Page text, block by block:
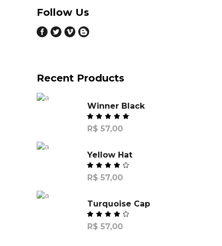
Follow Us
Recent Products
Winner Black
R$ 57,00
Yellow Hat
R$ 57,00
Turquoise Cap
R$ 57,00